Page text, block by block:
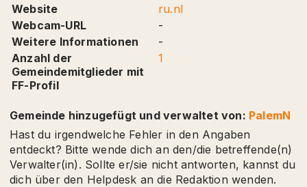
Website
ru.nl
Webcam-URL
-
Weitere Informationen
-
Anzahl der
Gemeindemitglieder mit
FF-Profil
1
Gemeinde hinzugefügt und verwaltet von: PalemN
Hast du irgendwelche Fehler in den Angaben
entdeckt? Bitte wende dich an den/die betreffende(n)
Verwalter(in). Sollte er/sie nicht antworten, kannst du
dich über den Helpdesk an die Redaktion wenden.